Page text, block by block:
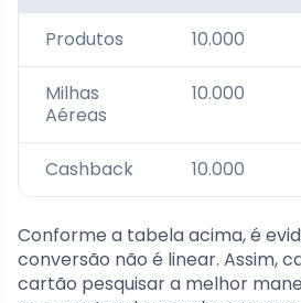
Produtos 10.000
Milhas
Aéreas
10.000
Cashback 10.000
Conforme a tabela acima, é
conversão não é linear. Assim,
cartão pesquisar a melhor